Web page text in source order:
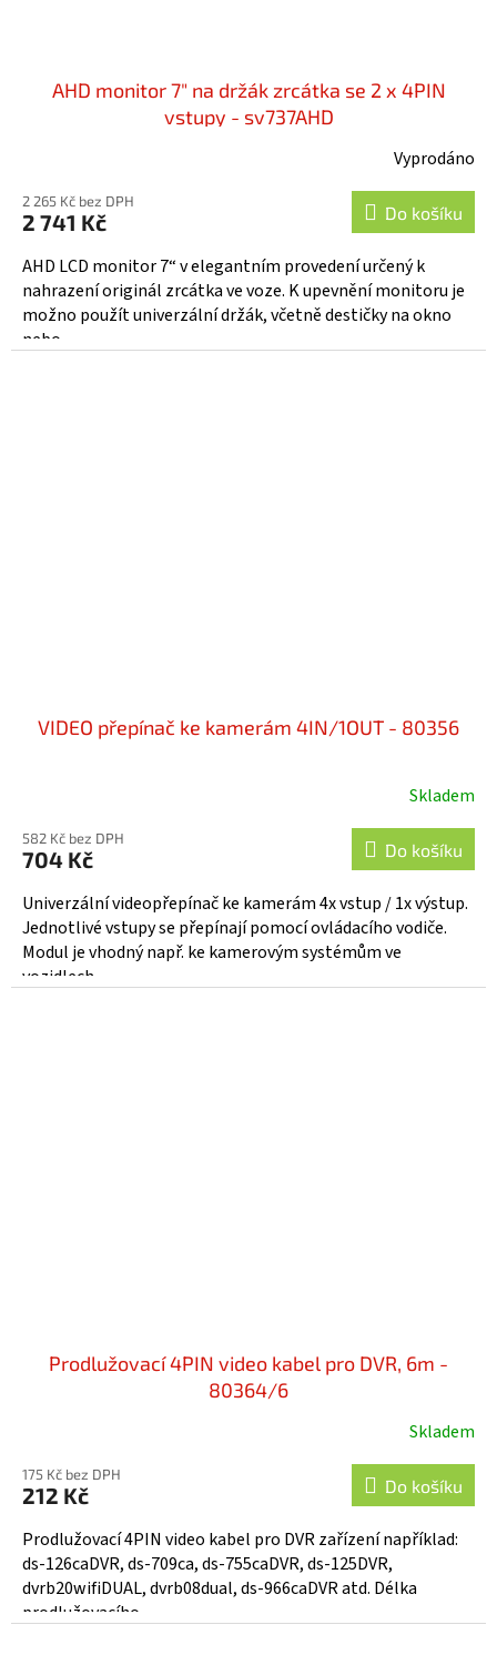
AHD monitor 7" na držák zrcátka se 2 x 4PIN
vstupy - sv737AHD
Vyprodáno
2 265 Kč bez DPH
2 741 Kč Do košíku
AHD LCD monitor 7“ v elegantním provedení určený k
nahrazení originál zrcátka ve voze. K upevnění monitoru je
možno použít univerzální držák, včetně destičky na okno
nebo...
VIDEO přepínač ke kamerám 4IN/1OUT - 80356
Skladem
582 Kč bez DPH
704 Kč Do košíku
Univerzální videopřepínač ke kamerám 4x vstup / 1x výstup.
Jednotlivé vstupy se přepínají pomocí ovládacího vodiče.
Modul je vhodný např. ke kamerovým systémům ve
vozidlech,...
Prodlužovací 4PIN video kabel pro DVR, 6m -
80364/6
produktu
je
5,0
z
5
hvězdiček.
Skladem
175 Kč bez DPH
212 Kč Do košíku
Prodlužovací 4PIN video kabel pro DVR zařízení například:
ds-126caDVR, ds-709ca, ds-755caDVR, ds-125DVR,
dvrb20wifiDUAL, dvrb08dual, ds-966caDVR atd. Délka
prodlužovacího...